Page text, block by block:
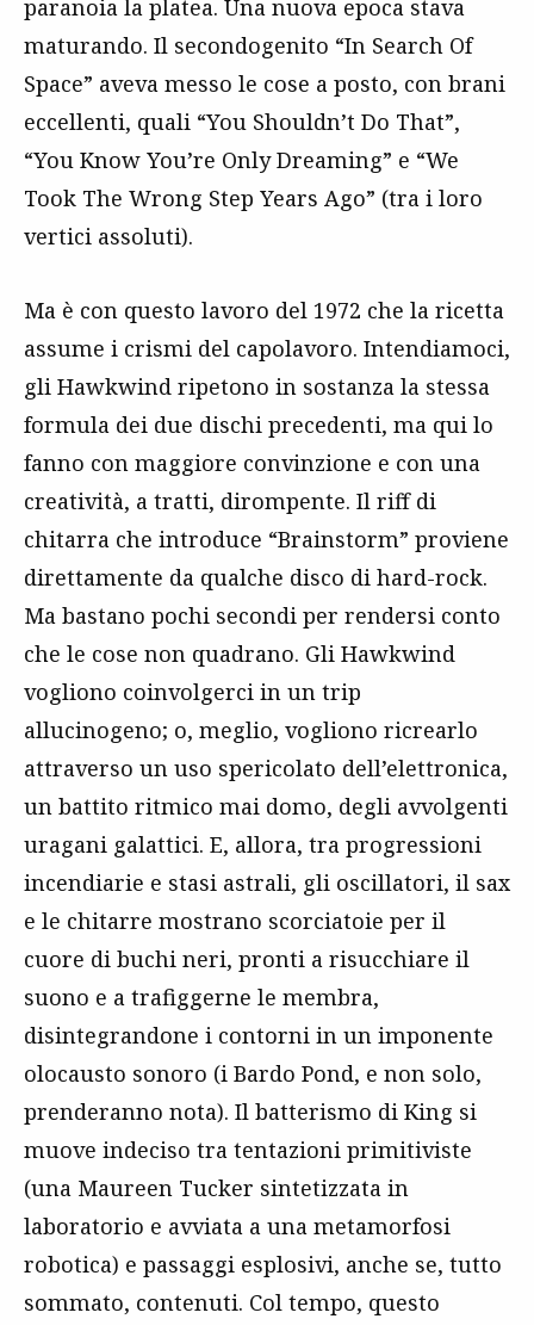
paranoia la platea. Una nuova epoca stava
maturando. Il secondogenito “In Search Of
Space” aveva messo le cose a posto, con brani
eccellenti, quali “You Shouldn’t Do That”,
“You Know You’re Only Dreaming” e “We
Took The Wrong Step Years Ago” (tra i loro
vertici assoluti).
Ma è con questo lavoro del 1972 che la ricetta
assume i crismi del capolavoro. Intendiamoci,
gli Hawkwind ripetono in sostanza la stessa
formula dei due dischi precedenti, ma qui lo
fanno con maggiore convinzione e con una
creatività, a tratti, dirompente. Il riff di
chitarra che introduce “Brainstorm” proviene
direttamente da qualche disco di hard-rock.
Ma bastano pochi secondi per rendersi conto
che le cose non quadrano. Gli Hawkwind
vogliono coinvolgerci in un trip
allucinogeno; o, meglio, vogliono ricrearlo
attraverso un uso spericolato dell’elettronica,
un battito ritmico mai domo, degli avvolgenti
uragani galattici. E, allora, tra progressioni
incendiarie e stasi astrali, gli oscillatori, il sax
e le chitarre mostrano scorciatoie per il
cuore di buchi neri, pronti a risucchiare il
suono e a trafiggerne le membra,
disintegrandone i contorni in un imponente
olocausto sonoro (i Bardo Pond, e non solo,
prenderanno nota). Il batterismo di King si
muove indeciso tra tentazioni primitiviste
(una Maureen Tucker sintetizzata in
laboratorio e avviata a una metamorfosi
robotica) e passaggi esplosivi, anche se, tutto
sommato, contenuti. Col tempo, questo